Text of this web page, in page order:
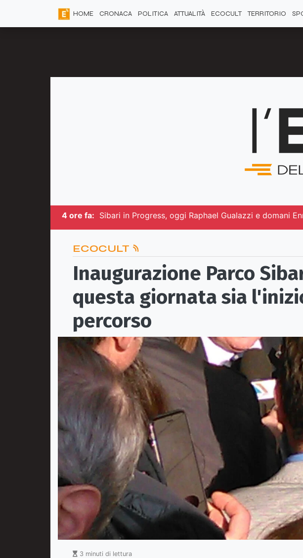
HOME CRONACA POLITICA ATTUALITÀ ECOCULT TERRITORIO
4 ore fa: Sibari in Progress, oggi Raphael Gualazzi e domani
ECOCULT
Inaugurazione Parco
questa giornata sia
percorso
3 minuti di lettura